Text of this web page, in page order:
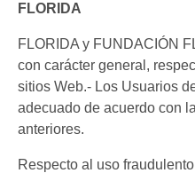
FLORIDA
FLORIDA y FUNDACIÓN
con carácter general,
sitios Web.- Los Usuarios
adecuado de acuerdo con
anteriores.
Respecto al uso